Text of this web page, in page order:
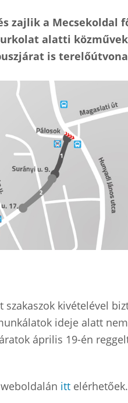
zajlik a
alatti
is
szakaszok kivételével
ideje alatt
járatok április 19-én
ittelérhetőek.